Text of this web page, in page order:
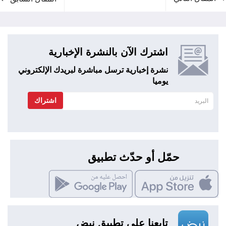
اشترك الآن بالنشرة الإخبارية
نشرة إخبارية ترسل مباشرة لبريدك الإلكتروني
يوميا
اشتراك
حمّل أو حدّث تطبيق
تابعنا علي تطبيق نبض